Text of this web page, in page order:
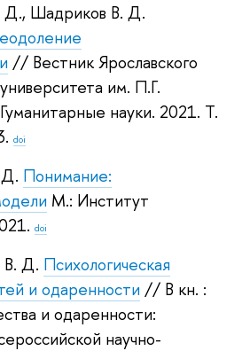
Д., Шадриков В. Д.
// Вестник Ярославского
им. П.Г.
науки. 2021. Т.
doi
Понимание:
М.: Институт
doi
В. Д. Психологическая
и одаренности // В кн. :
и одаренности:
научно-